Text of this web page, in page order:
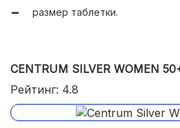
размер таблетки.
CENTRUM SILVER WOMEN
Рейтинг: 4.8